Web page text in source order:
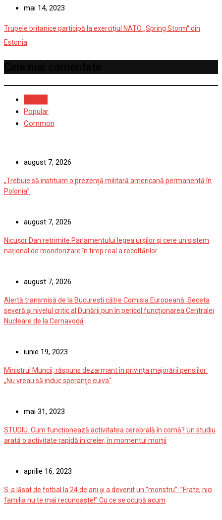
mai 14, 2023
Trupele britanice participă la exerciţiul NATO „Spring Storm“ din
Estonia
Popular
Common
august 7, 2026
„Trebuie să instituim o prezență militară americană permanentă în
Polonia”
august 7, 2026
Nicușor Dan retrimite Parlamentului legea urșilor și cere un sistem
național de monitorizare în timp real a recoltărilor
august 7, 2026
Alertă transmisă de la București către Comisia Europeană. Seceta
severă și nivelul critic al Dunării pun în pericol funcționarea Centralei
Nucleare de la Cernavodă
iunie 19, 2023
Ministrul Muncii, răspuns dezarmant în privința majorării pensiilor:
„Nu vreau să induc speranţe cuiva“
mai 31, 2023
STUDIU. Cum funcționează activitatea cerebrală în comă? Un studiu
arată o activitate rapidă în creier, în momentul morții
aprilie 16, 2023
S-a lăsat de fotbal la 24 de ani și a devenit un ”monstru”: ”Frate, nici
familia nu te mai recunoaște!” Cu ce se ocupă acum